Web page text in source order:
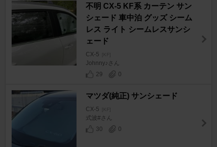
不明 CX-5 KF系 カーテン サン
シェード 車中泊 グッズ シーム
レス ライト シームレスサンシ
ェード
CX-5 [KF]
Johnny♪さん
29
0
マツダ(純正) サンシェード
CX-5 [KF]
式波#さん
30
0